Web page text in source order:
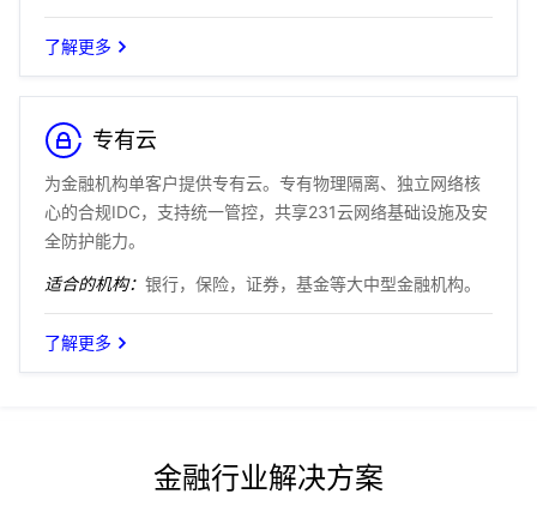
了解更多
专有云
为金融机构单客户提供专有云。专有物理隔离、独立网络核
心的合规IDC，支持统一管控，共享231云网络基础设施及安
全防护能力。
适合的机构： 银行，保险，证券，基金等大中型金融机构。
了解更多
金融行业解决方案